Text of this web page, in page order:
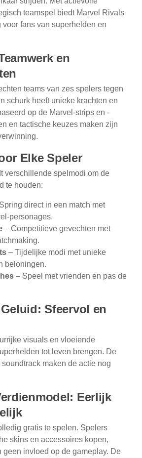
teamspel biedt Marvel Rivals
fans van superhelden en
en
teams van zes spelers tegen
schurk heeft unieke krachten en
op de Marvel-strips en -
en tactische keuzes maken zijn
Elke Speler
verschillende spelmodi om de
te houden:
direct in een match met
personages.
– Competitieve gevechten met
– Tijdelijke modi met unieke
beloningen.
– Speel met vrienden en pas de
Sfeervol en
visuals en vloeiende
tot leven brengen. De
maken de actie nog
Eerlijk
gratis te spelen. Spelers
skins en accessoires kopen,
geen invloed op de gameplay. De